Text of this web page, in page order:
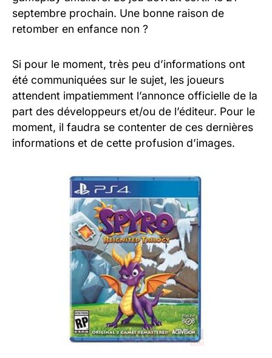
septembre prochain. Une bonne raison de
retomber en enfance non ?
Si pour le moment, très peu d’informations ont
été communiquées sur le sujet, les joueurs
attendent impatiemment l’annonce officielle de la
part des développeurs et/ou de l’éditeur. Pour le
moment, il faudra se contenter de ces dernières
informations et de cette profusion d’images.